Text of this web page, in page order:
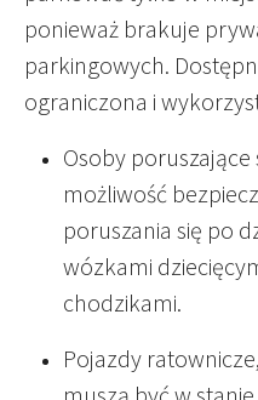
ponieważ brakuje
parkingowych.
ograniczona i
Osoby poruszające
możliwość
poruszania się po
wózkami
chodzikami.
Pojazdy